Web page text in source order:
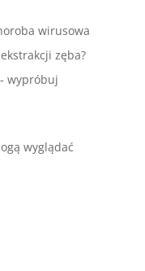
wirusowa
zęba?
wypróbuj
wyglądać